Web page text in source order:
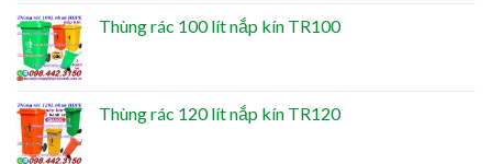
Thùng rác 100 lít nắp kín TR100
Thùng rác 120 lít nắp kín TR120